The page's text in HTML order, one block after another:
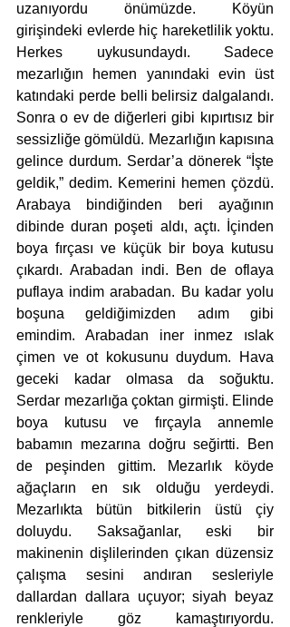
uzanıyordu önümüzde. Köyün
girişindeki evlerde hiç hareketlilik yoktu.
Herkes uykusundaydı. Sadece
mezarlığın hemen yanındaki evin üst
katındaki perde belli belirsiz dalgalandı.
Sonra o ev de diğerleri gibi kıpırtısız bir
sessizliğe gömüldü. Mezarlığın kapısına
gelince durdum. Serdar’a dönerek “İşte
geldik,” dedim. Kemerini hemen çözdü.
Arabaya bindiğinden beri ayağının
dibinde duran poşeti aldı, açtı. İçinden
boya fırçası ve küçük bir boya kutusu
çıkardı. Arabadan indi. Ben de oflaya
puflaya indim arabadan. Bu kadar yolu
boşuna geldiğimizden adım gibi
emindim. Arabadan iner inmez ıslak
çimen ve ot kokusunu duydum. Hava
geceki kadar olmasa da soğuktu.
Serdar mezarlığa çoktan girmişti. Elinde
boya kutusu ve fırçayla annemle
babamın mezarına doğru seğirtti. Ben
de peşinden gittim. Mezarlık köyde
ağaçların en sık olduğu yerdeydi.
Mezarlıkta bütün bitkilerin üstü çiy
doluydu. Saksağanlar, eski bir
makinenin dişlilerinden çıkan düzensiz
çalışma sesini andıran sesleriyle
dallardan dallara uçuyor; siyah beyaz
renkleriyle göz kamaştırıyordu.